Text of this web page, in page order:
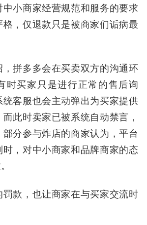
小商家经营规范和服务的要求
，仅退款只是被商家们诟病最
拼多多会在买卖双方的沟通环
时买家只是进行正常的售后询
客服也会主动弹出为买家提供
此时卖家已被系统自动禁言，
分参与炸店的商家认为，平台
，对中小商家和品牌商家的态
款，也让商家在与买家交流时